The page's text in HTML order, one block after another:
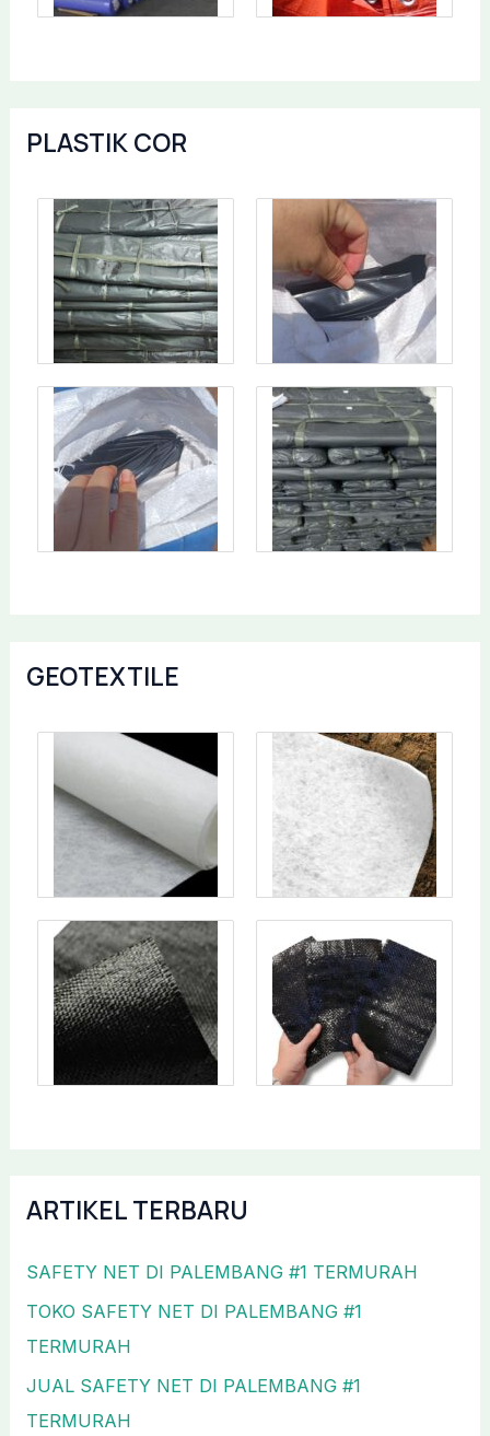
PLASTIK COR
GEOTEXTILE
ARTIKEL TERBARU
SAFETY NET DI PALEMBANG #1 TERMURAH
TOKO SAFETY NET DI PALEMBANG #1
TERMURAH
JUAL SAFETY NET DI PALEMBANG #1
TERMURAH